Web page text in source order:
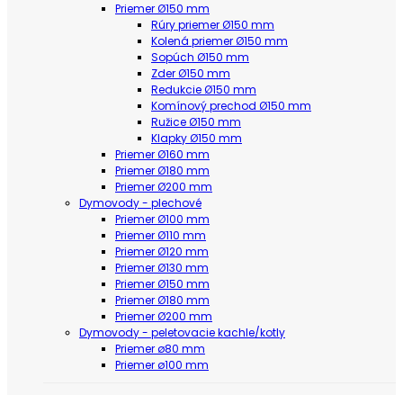
Priemer Ø150 mm
Rúry priemer Ø150 mm
Kolená priemer Ø150 mm
Sopúch Ø150 mm
Zder Ø150 mm
Redukcie Ø150 mm
Komínový prechod Ø150 mm
Ružice Ø150 mm
Klapky Ø150 mm
Priemer Ø160 mm
Priemer Ø180 mm
Priemer Ø200 mm
Dymovody - plechové
Priemer Ø100 mm
Priemer Ø110 mm
Priemer Ø120 mm
Priemer Ø130 mm
Priemer Ø150 mm
Priemer Ø180 mm
Priemer Ø200 mm
Dymovody - peletovacie kachle/kotly
Priemer ø80 mm
Priemer ø100 mm